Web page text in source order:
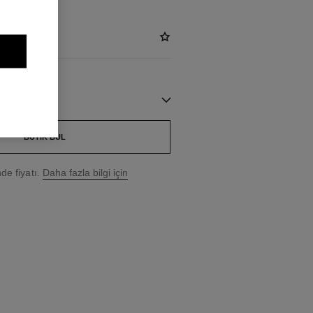
BUTIK BUL
fiyatı. Daha fazla bilgi için